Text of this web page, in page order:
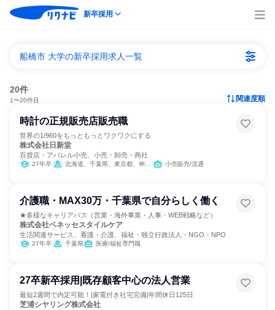
新卒採用
船橋市 大学の新卒採用求人一覧
20件
1〜20件目 関連度順
時計の正規販売店販売職
世界の1/960をもっともっとワクワクにする
株式会社日新堂
百貨店・アパレル小売、小売・卸売・商社
27年卒 北海道、千葉県、東京都、神奈川県、静岡県、愛知県、京都府、大阪府、兵庫県、熊本県 小売販売/流通
介護職・MAX30万・千葉県で自分らしく働く
★多様なキャリアパス（営業・海外事業・人事・WEB戦略など）
株式会社ベネッセスタイルケア
生活関連サービス、看護・介護、福祉・独立行政法人・NGO・NPO
27年卒 千葉県 医療/福祉専門職
27卒新卒採用|既存顧客中心の法人営業
最短2週間で内定可能！|家電付き社宅完備|年間休日125日
芝浦シヤリング株式会社